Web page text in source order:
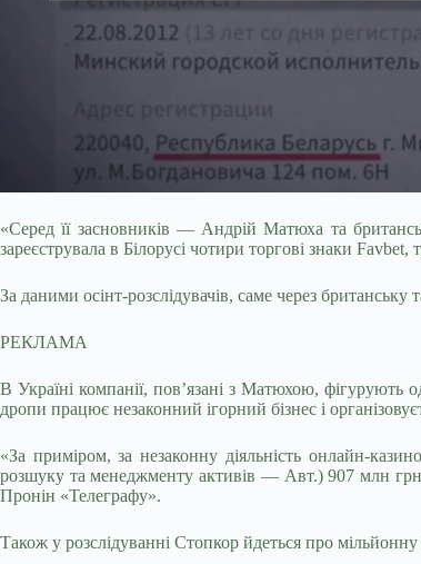
«Серед її засновників — Андрій Матюха та
зареєструвала в Білорусі чотири торгові знаки
За даними осінт-розслідувачів, саме через британську
РЕКЛАМА
В Україні компанії, пов’язані з Матюхою,
дропи працює незаконний ігорний бізнес і
«За приміром, за незаконну діяльність онлайн-
розшуку та менеджменту активів — Авт.) 907 млн
Пронін «Телеграфу».
Також у розслідуванні Стопкор йдеться про